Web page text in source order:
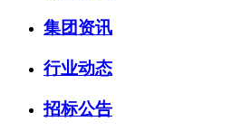
集团资讯
行业动态
招标公告